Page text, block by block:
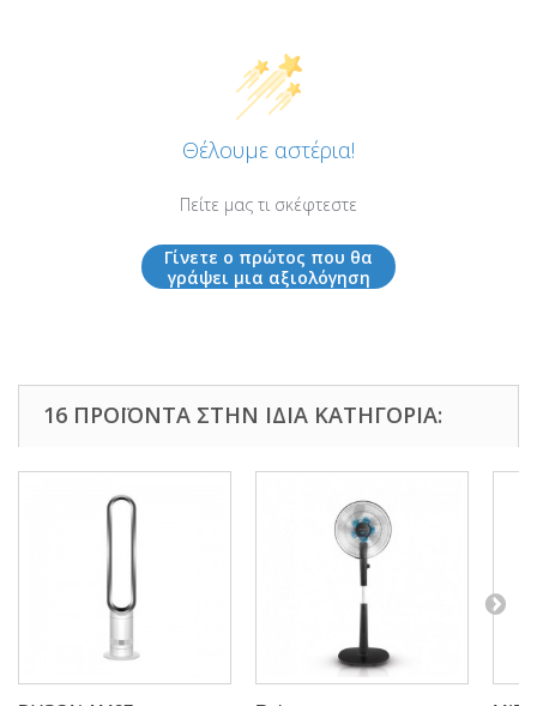
Θέλουμε αστέρια!
Πείτε μας τι σκέφτεστε
Γίνετε ο πρώτος που θα
γράψει μια αξιολόγηση
16 ΠΡΟΪΌΝΤΑ ΣΤΗΝ ΊΔΙΑ ΚΑΤΗΓΟΡΊΑ: